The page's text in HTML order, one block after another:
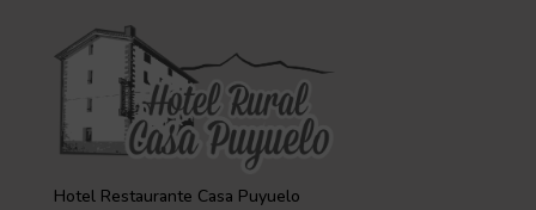
Hotel Restaurante Casa Puyuelo